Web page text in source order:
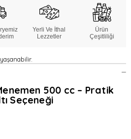
Yerli Ve İthal
Lezzetler
Ürün
Çeşitliliği
500 cc – Pratik
Seçeneği